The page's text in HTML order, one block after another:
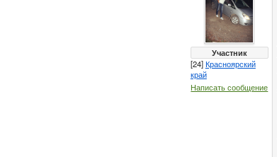
Участник
[24]Красноярский
край
Написать сообщение